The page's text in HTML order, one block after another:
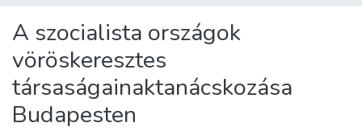
About us
A szocialista országok
vöröskeresztes
társaságainaktanácskozása
Budapesten